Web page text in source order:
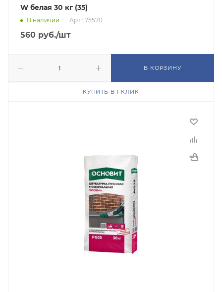
W белая 30 кг (35)
В наличии Арт.: 75570
560 руб./шт
В КОРЗИНУ
КУПИТЬ В 1 КЛИК